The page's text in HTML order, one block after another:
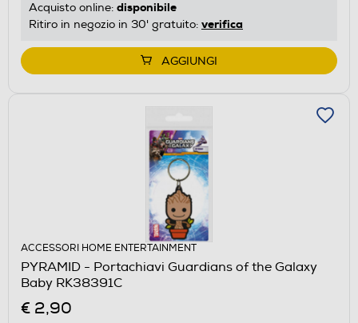
Acquisto online: disponibile
Ritiro in negozio in 30' gratuito: verifica
AGGIUNGI
ACCESSORI HOME ENTERTAINMENT
PYRAMID - Portachiavi Guardians of the Galaxy
Baby RK38391C
€ 2,90